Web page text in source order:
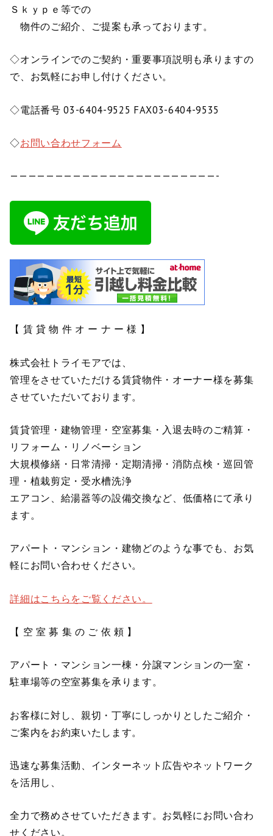
Ｓｋｙｐｅ等での
物件のご紹介、ご提案も承っております。
◇オンラインでのご契約・重要事項説明も承りますの
で、お気軽にお申し付けください。
◇電話番号 03-6404-9525 FAX03-6404-9535
◇お問い合わせフォーム
———————————————————————-
【 賃 貸 物 件 オ ー ナ ー 様 】
株式会社トライモアでは、
管理をさせていただける賃貸物件・オーナー様を募集
させていただいております。
賃貸管理・建物管理・空室募集・入退去時のご精算・
リフォーム・リノベーション
大規模修繕・日常清掃・定期清掃・消防点検・巡回管
理・植栽剪定・受水槽洗浄
エアコン、給湯器等の設備交換など、低価格にて承り
ます。
アパート・マンション・建物どのような事でも、お気
軽にお問い合わせください。
詳細はこちらをご覧ください。
【 空 室 募 集 の ご 依 頼 】
アパート・マンション一棟・分譲マンションの一室・
駐車場等の空室募集を承ります。
お客様に対し、親切・丁寧にしっかりとしたご紹介・
ご案内をお約束いたします。
迅速な募集活動、インターネット広告やネットワーク
を活用し、
全力で務めさせていただきます。お気軽にお問い合わ
せください。